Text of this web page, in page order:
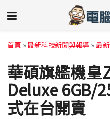
首頁 »最新科技新聞與報導 »最
華碩旗艦機皇
Deluxe 6GB/
式在台開賣